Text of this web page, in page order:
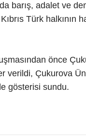
barış, adalet ve
Türk
önce
verildi, Çukurova
gösterisi sundu.